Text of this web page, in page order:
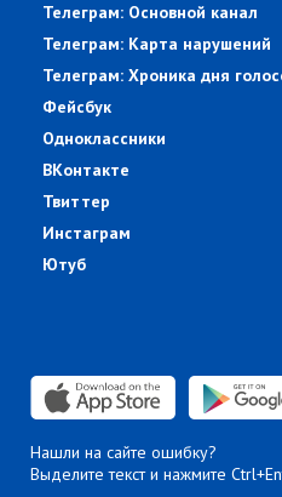
Телеграм: Основной канал
Телеграм: Карта нарушений
Телеграм: Хроника дня
Фейсбук
Одноклассники
ВКонтакте
Твиттер
Инстаграм
Ютуб
Нашли на сайте ошибку?
Выделите текст и нажмите